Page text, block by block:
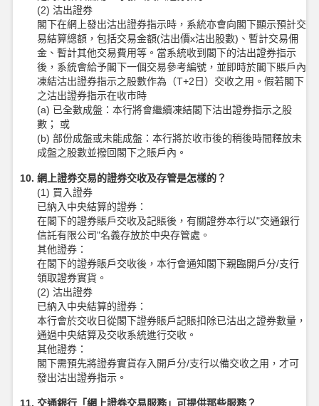
(2) 沽出證券
閣下在網上發出沽出證券指示時，系統亦會向閣下顯示預計交
易結算總額，包括交易金額(沽出價x沽出股數)、暫計交易佣
金、暫計其他交易費用等。當系統收到閣下的沽出證券指示
後，系統會給予閣下一個交易參考編號，並即時於閣下賬戶內
凍結沽出證券指示之股數作為（T+2日）交收之用。假若閣下
之沽出證券指示在收市時
(a) 已全數成盤：本行將會繼續凍結閣下沽出證券指示之股
數； 或
(b) 部份成盤或未能成盤：本行將於收市後的稍後時間釋放未
成盤之股數並撥回閣下之賬戶內。
10. 網上證券交易的證券交收及存管是怎樣的？
(1) 買入證券
已納入中央結算的證券：
在閣下的證券賬戶交收及記賬後，有關證券本行以"交通銀行
信託有限公司"名義存放於中央存管處。
其他證券：
在閣下的證券賬戶交收後，本行會通知閣下親臨開戶分/支行
領取證券實貨。
(2) 沽出證券
已納入中央結算的證券：
本行會於交收日從閣下證券賬戶記賬扣除已沽出之證券數量，
通過中央結算及交收系統進行交收。
其他證券：
閣下需預先將證券實貨存入開戶分/支行以備交收之用，才可
發出沽出證券指示。
11. 交通銀行「網上證券交易服務」可提供那些服務？